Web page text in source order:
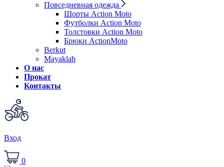
Повседневная одежда
Шорты Action Moto
Футболки Action Moto
Толстовки Action Moto
Брюки ActionMoto
Berkut
Mayaklab
О нас
Прокат
Контакты
Вход
0